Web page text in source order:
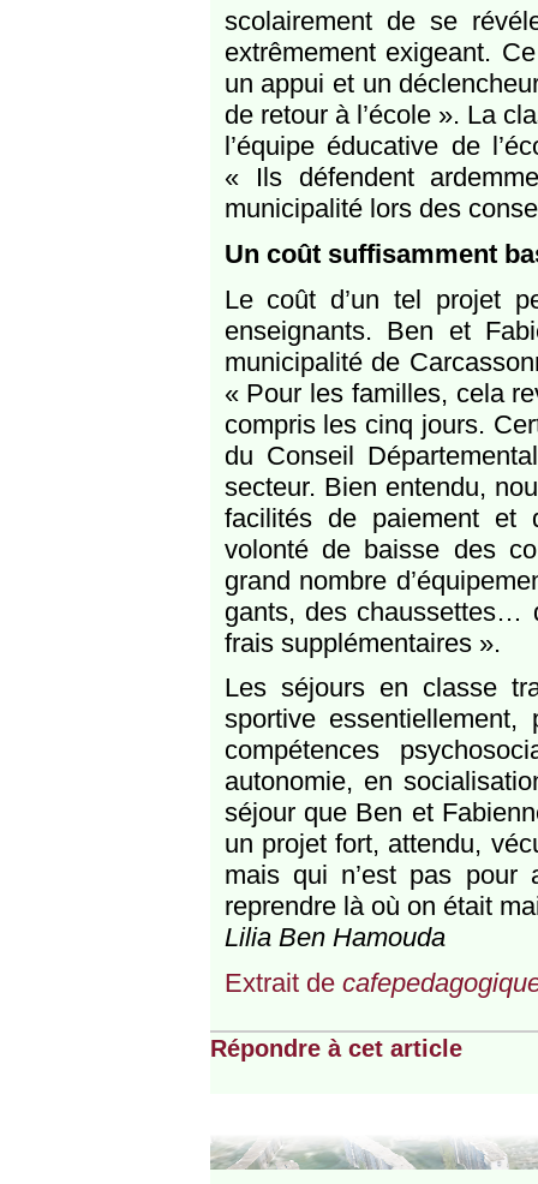
scolairement de se
extrêmement exigeant.
un appui et un
de retour à l’école ». La
l’équipe éducative de
« Ils défendent
municipalité lors des
Un coût suffisamment
Le coût d’un tel projet
enseignants. Ben et
municipalité de
« Pour les familles, cela
compris les cinq jours.
du Conseil
secteur. Bien entendu,
facilités de paiement et
volonté de baisse des
grand nombre
gants, des chaussettes…
frais supplémentaires ».
Les séjours en classe
sportive essentiellement,
compétences
autonomie, en
séjour que Ben et
un projet fort, attendu,
mais qui n’est pas pour
reprendre là où on était
Lilia Ben Hamouda
Extrait de
Répondre à cet article